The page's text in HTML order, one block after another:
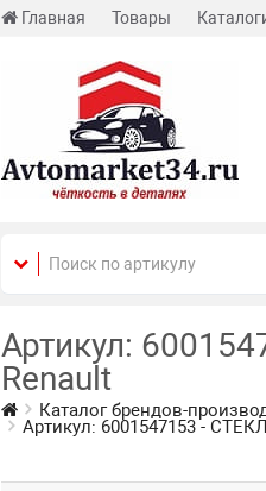
Главная Товары
Артикул:
Renault
Каталог брендов-
Артикул: 6001547153 -